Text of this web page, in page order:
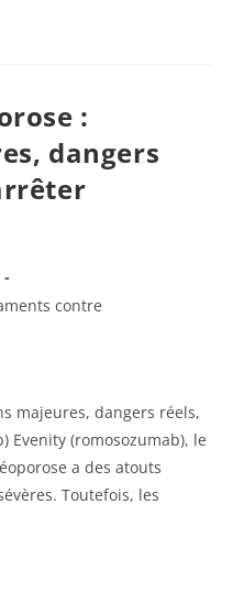
:
dangers
contre
majeures, dangers réels,
Evenity (romosozumab), le
a des atouts
Toutefois, les